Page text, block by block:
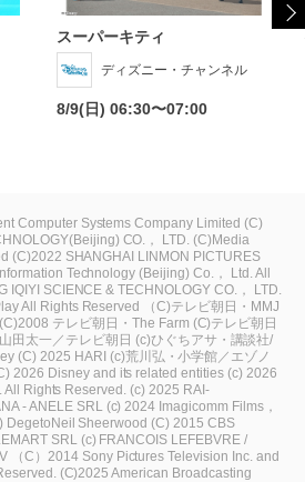
スーパーキティ
ディズニー・チャンネル
8/9(日) 06:30〜07:00
Computer Systems Company Limited (C)
CO.， LTD. (C)Media
(C)2022 SHANGHAI LINMON PICTURES
Technology (Beijing) Co.， Ltd. All
IQIYI SCIENCE & TECHNOLOGY CO.， LTD.
All Rights Reserved
（C)テレビ朝日・MMJ
(C)2008 テレビ朝日・The Farm (C)テレビ朝日
田太一／テレビ朝日 (c)ひぐちアサ・講談社/
(C) 2025 HARI (c)荒川弘・小学館／エゾノ
2026 Disney and its related entities (c) 2026
All Rights Reserved. (c) 2025 RAI-
- ANELE SRL (c) 2024 Imagicomm Films，
DegetoNeil Sheerwood (C) 2015 CBS
SRL (c) FRANCOIS LEFEBVRE /
（C）2014 Sony Pictures Television Inc. and
(C)2025 American Broadcasting